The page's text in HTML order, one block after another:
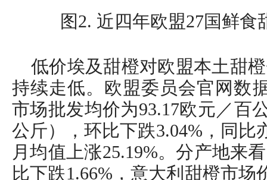
图2. 近四年欧盟27国鲜
低价埃及甜橙对欧盟本土甜
持续走低。欧盟委员会官网数
市场批发均价为93.17欧元／百
公斤），环比下跌3.04%，同比
月均值上涨25.19%。分产地来
比下跌1.66%，意大利甜橙市场